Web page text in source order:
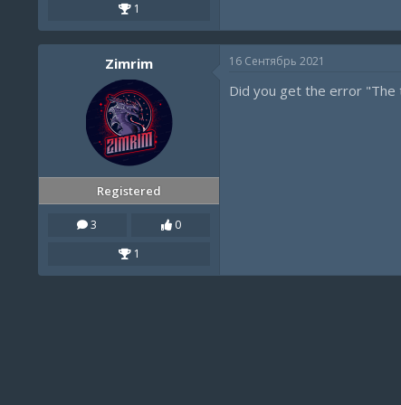
1
Zimrim
Registered
3
0
1
16 Сентябрь 2021
Did you get the error "The